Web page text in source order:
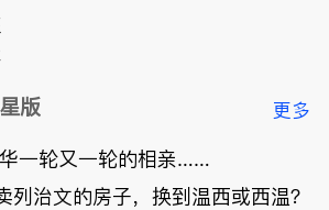
版 更多
一轮又一轮的相亲……
列治文的房子，换到温西或西温？